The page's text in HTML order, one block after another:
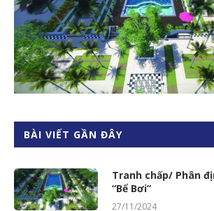
BÀI VIẾT GẦN ĐÂY
Tranh chấp/ Phân
“Bể Bơi”
27/11/2024